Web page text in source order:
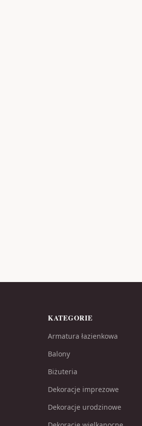
KATEGORIE
Armatura łazienkowa
Balony
Biżuteria
Dekoracje imprezowe
Dekoracje urodzinowe